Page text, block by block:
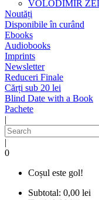
VOLODIMIR
Noutăți
Disponibile în curând
Ebooks
Audiobooks
Imprints
Newsletter
Reduceri Finale
Cărți sub 20 lei
Blind Date with a Book
Pachete
|
|
0
Coșul este gol!
Subtotal: 0,00 lei